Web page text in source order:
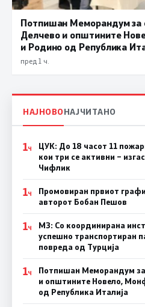
Потпишан Меморандум за
Делчево и општините
и Родино од Република
пред 1 ч.
НАЈНОВОНАЈЧИТАНО
1Ч
ЦУК: До 18 часот 11
кои три се активни –
Чифлик
1Ч
Промовиран првиот
авторот Бобан Пешов
1Ч
МЗ: Со координирана
успешно транспортиран
повреда од Турција
1Ч
Потпишан Меморандум
и општините Новело,
од Република Италија